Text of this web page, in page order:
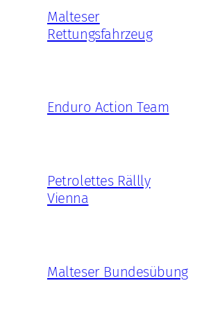
Malteser
Rettungsfahrzeug
Enduro Action Team
Petrolettes Rällly
Vienna
Malteser Bundesübung